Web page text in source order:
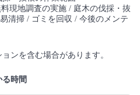
現地調査の実施 / 庭木の伐採・抜
清掃 / ゴミを回収 / 今後のメンテ
ンを含む場合があります。
時間